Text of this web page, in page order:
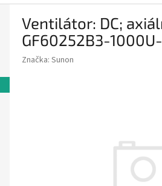
Ventilátor: DC;
GF60252B3-
Značka: Sunon